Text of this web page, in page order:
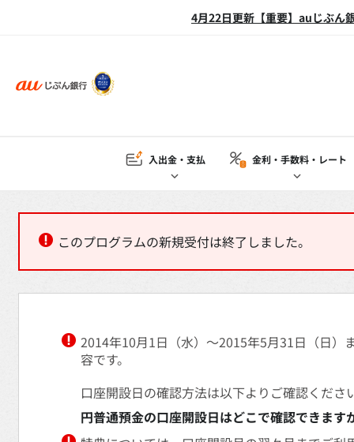
4月22日更新【重要】auじぶん
入出金・支払 金利・手数料・レート
このプログラムの新規受付は終了しました。
2014年10月1日（水）～2015年5月31日（日）
容です。
口座開設日の確認方法は以下よりご確認くださ
円普通預金の口座開設日はどこで確認できます